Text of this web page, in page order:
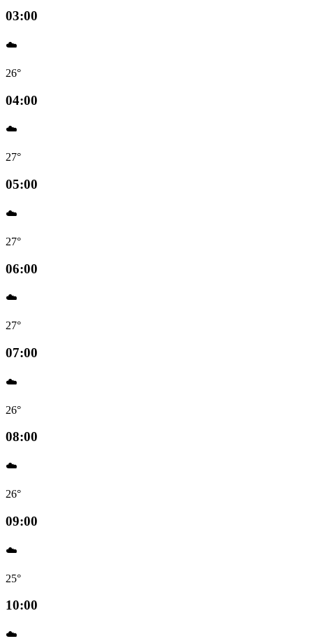
03:00
☁️
26°
04:00
☁️
27°
05:00
☁️
27°
06:00
☁️
27°
07:00
☁️
26°
08:00
☁️
26°
09:00
☁️
25°
10:00
☁️